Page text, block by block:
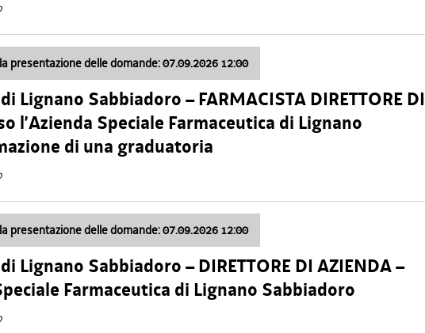
presentazione delle domande: 07.09.2026 12:00
Lignano Sabbiadoro – FARMACISTA DIRETTORE DI
l’Azienda Speciale Farmaceutica di Lignano
di una graduatoria
presentazione delle domande: 07.09.2026 12:00
Lignano Sabbiadoro – DIRETTORE DI AZIENDA –
Farmaceutica di Lignano Sabbiadoro